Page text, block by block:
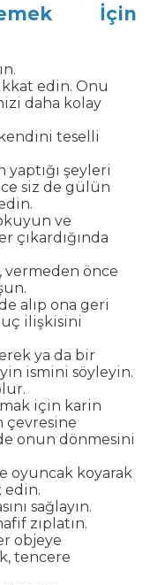
İçin
edin. Onu
daha kolay
teselli
şeyleri
siz de gülün
ve
çıkardığında
vermeden önce
alıp ona geri
ilişkisini
ya da bir
ismini söyleyin.
için karin
çevresine
onun dönmesini
oyuncak koyarak
edin.
sağlayın.
zıplatın.
objeye
tencere